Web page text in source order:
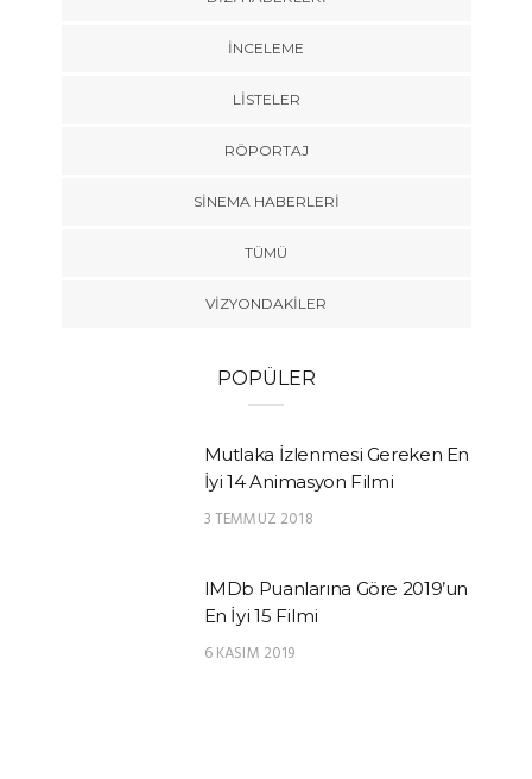
İNCELEME
LISTELER
RÖPORTAJ
SINEMA HABERLERI
TÜMÜ
VIZYONDAKILER
POPÜLER
Mutlaka İzlenmesi Gereken En
İyi 14 Animasyon Filmi
3 TEMMUZ 2018
IMDb Puanlarına Göre 2019’un
En İyi 15 Filmi
6 KASIM 2019